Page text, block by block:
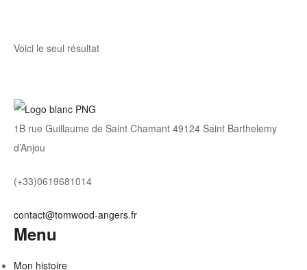
Voici le seul résultat
1B rue Guillaume de Saint Chamant 49124 Saint Barthelemy
d’Anjou
(+33)0619681014
contact@tomwood-angers.fr
Menu
Mon histoire